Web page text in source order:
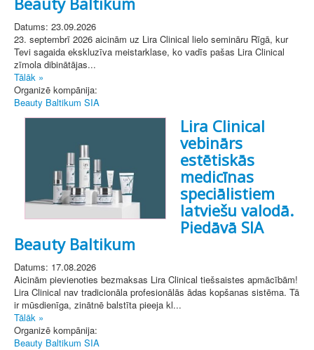
Datums: 23.09.2026
23. septembrī 2026 aicinām uz Lira Clinical lielo semināru Rīgā, kur
Tevi sagaida ekskluzīva meistarklase, ko vadīs pašas Lira Clinical
zīmola dibinātājas...
Tālāk »
Organizē kompānija:
Beauty Baltikum SIA
Lira Clinical
vebinārs
estētiskās
medicīnas
speciālistiem
latviešu valodā.
Piedāvā SIA
Beauty Baltikum
Datums: 17.08.2026
Aicinām pievienoties bezmaksas Lira Clinical tiešsaistes apmācībām!
Lira Clinical nav tradicionāla profesionālās ādas kopšanas sistēma. Tā
ir mūsdienīga, zinātnē balstīta pieeja kl...
Tālāk »
Organizē kompānija:
Beauty Baltikum SIA